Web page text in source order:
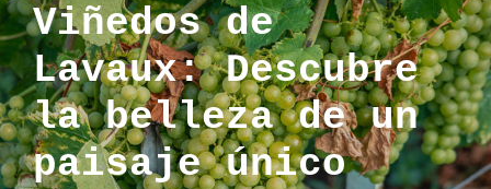
Viñedos de
Lavaux: Descubre
la belleza de un
paisaje único